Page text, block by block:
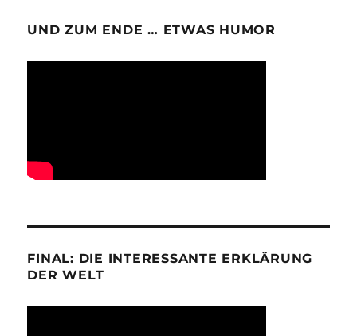
UND ZUM ENDE … ETWAS HUMOR
FINAL: DIE INTERESSANTE ERKLÄRUNG
DER WELT